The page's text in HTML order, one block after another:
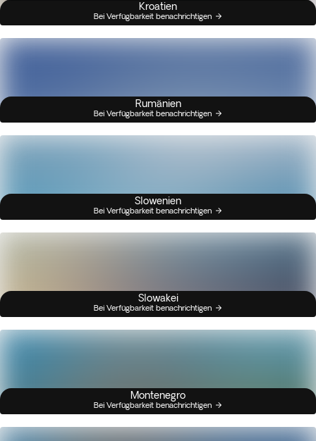
Kroatien
Bei Verfügbarkeit benachrichtigen
Rumänien
Bei Verfügbarkeit benachrichtigen
Slowenien
Bei Verfügbarkeit benachrichtigen
Slowakei
Bei Verfügbarkeit benachrichtigen
Montenegro
Bei Verfügbarkeit benachrichtigen